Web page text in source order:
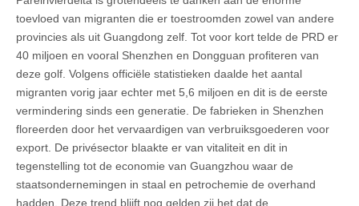
toevloed van migranten die er toestroomden zowel van andere
provincies als uit Guangdong zelf. Tot voor kort telde de PRD er
40 miljoen en vooral Shenzhen en Dongguan profiteren van
deze golf. Volgens officiële statistieken daalde het aantal
migranten vorig jaar echter met 5,6 miljoen en dit is de eerste
vermindering sinds een generatie. De fabrieken in Shenzhen
floreerden door het vervaardigen van verbruiksgoederen voor
export. De privésector blaakte er van vitaliteit en dit in
tegenstelling tot de economie van Guangzhou waar de
staatsondernemingen in staal en petrochemie de overhand
hadden. Deze trend blijft nog gelden zij het dat de